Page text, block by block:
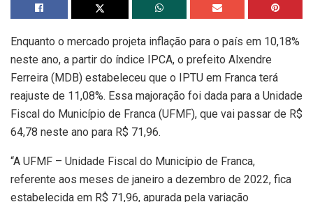
Enquanto o mercado projeta inflação para o país em 10,18%
neste ano, a partir do índice IPCA, o prefeito Alxendre
Ferreira (MDB) estabeleceu que o IPTU em Franca terá
reajuste de 11,08%. Essa majoração foi dada para a Unidade
Fiscal do Município de Franca (UFMF), que vai passar de R$
64,78 neste ano para R$ 71,96.
“A UFMF – Unidade Fiscal do Município de Franca,
referente aos meses de janeiro a dezembro de 2022, fica
estabelecida em R$ 71,96, apurada pela variação